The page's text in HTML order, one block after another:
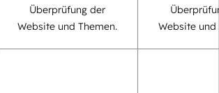
Überprüfung der
Website und Themen.
Website und